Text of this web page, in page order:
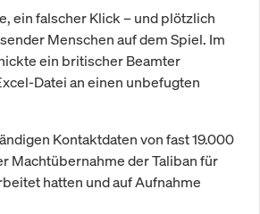
ein falscher Klick – und plötzlich
Menschen auf dem Spiel. Im
ein britischer Beamter
Datei an einen unbefugten
Kontaktdaten von fast 19.000
Machtübernahme der Taliban für
hatten und auf Aufnahme